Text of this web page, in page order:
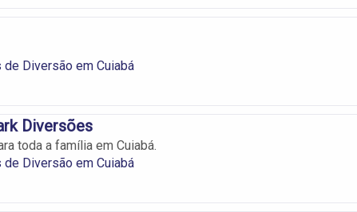
de Diversão em Cuiabá
Diversões
toda a família em Cuiabá.
de Diversão em Cuiabá